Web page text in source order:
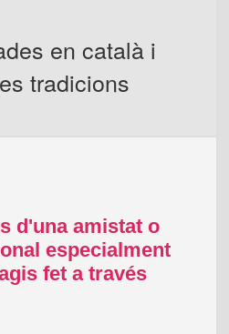
en català i
tradicions
d'una amistat o
especialment
fet a través